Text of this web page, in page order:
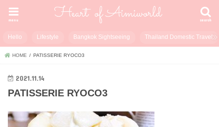
search
menu
Hello Lifestyle Bangkok Sightseeing Thailand Domestic Travel
HOME PATISSERIE RYOCO3
2021.11.14
PATISSERIE RYOCO3